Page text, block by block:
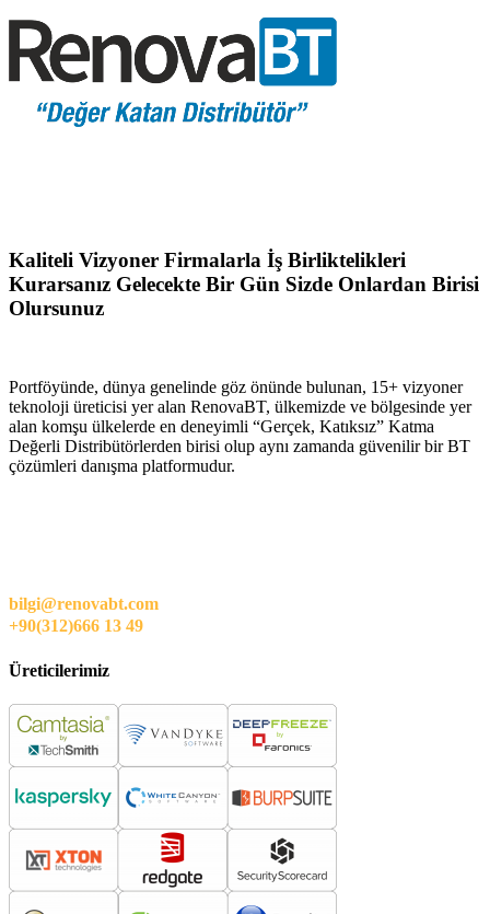
Kaliteli Vizyoner Firmalarla İş Birliktelikleri
Kurarsanız Gelecekte Bir Gün Sizde Onlardan Birisi
Olursunuz
Portföyünde, dünya genelinde göz önünde bulunan, 15+ vizyoner
teknoloji üreticisi yer alan RenovaBT, ülkemizde ve bölgesinde yer
alan komşu ülkelerde en deneyimli “Gerçek, Katıksız” Katma
Değerli Distribütörlerden birisi olup aynı zamanda güvenilir bir BT
çözümleri danışma platformudur.
bilgi@renovabt.com
+90(312)666 13 49
Üreticilerimiz